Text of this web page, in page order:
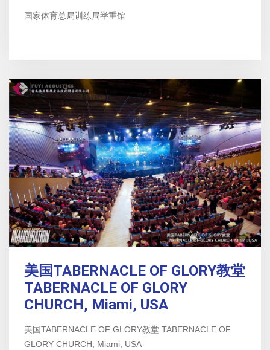
国家体育总局训练局举重馆
美国TABERNACLE OF GLORY教堂
TABERNACLE OF GLORY
CHURCH, Miami, USA
美国TABERNACLE OF GLORY教堂 TABERNACLE OF
GLORY CHURCH, Miami, USA